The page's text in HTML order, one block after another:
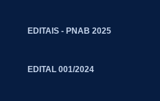
EDITAIS - PNAB 2025
EDITAL 001/2024